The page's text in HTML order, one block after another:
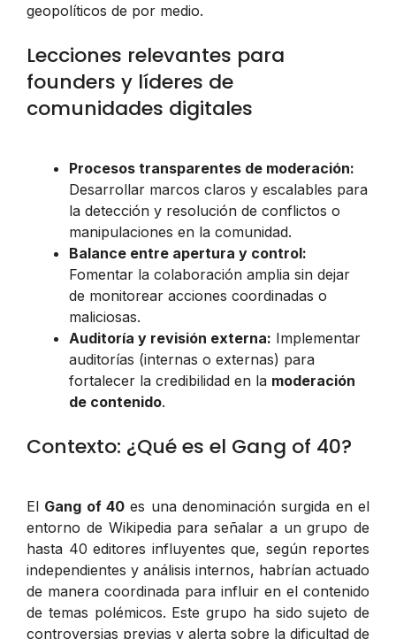
geopolíticos de por medio.
Lecciones relevantes para
founders y líderes de
comunidades digitales
Procesos transparentes de moderación:
Desarrollar marcos claros y escalables para
la detección y resolución de conflictos o
manipulaciones en la comunidad.
Balance entre apertura y control:
Fomentar la colaboración amplia sin dejar
de monitorear acciones coordinadas o
maliciosas.
Auditoría y revisión externa: Implementar
auditorías (internas o externas) para
fortalecer la credibilidad en la moderación
de contenido.
Contexto: ¿Qué es el Gang of 40?
El Gang of 40 es una denominación surgida en el
entorno de Wikipedia para señalar a un grupo de
hasta 40 editores influyentes que, según reportes
independientes y análisis internos, habrían actuado
de manera coordinada para influir en el contenido
de temas polémicos. Este grupo ha sido sujeto de
controversias previas y alerta sobre la dificultad de